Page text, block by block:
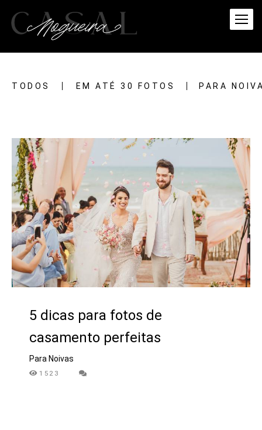
TODOS EM ATÉ 30 FOTOS PARA
5 dicas para fotos de
casamento perfeitas
Para Noivas
1523